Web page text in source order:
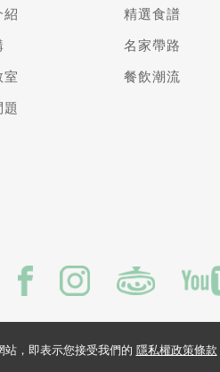
紹
室
精選食譜
名家帶路
餐飲潮流
，即表示您接受我們的 隱私權政策條款